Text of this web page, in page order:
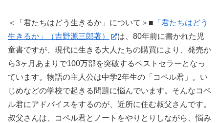
＜「君たちはどう生きるか」について＞■ 「君たちはどう
生きるか」（吉野源三郎著）
は、80年前に書かれた児
童書ですが、現代に生きる大人たちの購買により、発売か
ら3ヶ月あまりで100万部を突破するベストセラーとなっ
ています。物語の主人公は中学2年生の「コペル君」。い
じめなどの学校で起きる問題に悩んでいます。そんなコペ
ル君にアドバイスをするのが、近所に住む叔父さんです。
叔父さんは、コペル君とノートをやりとりしながら、悩み